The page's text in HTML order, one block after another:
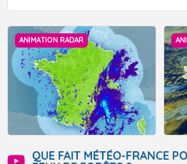
ANIMATION RADAR
QUE FAIT MÉTÉO-FRANCE